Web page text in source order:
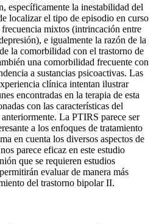
específicamente la inestabilidad del
localizar el tipo de episodio en curso
mixtos (intrincación entre
e igualmente la razón de la
la comorbilidad con el trastorno de
una comorbilidad frecuente con
a sustancias psicoactivas. Las
clínica intentan ilustrar
encontradas en la terapia de esta
con las características del
La PTIRS parece ser
a los enfoques de tratamiento
en cuenta los diversos aspectos de
parece eficaz en este estudio
que se requieren estudios
evaluar de manera más
del trastorno bipolar II.